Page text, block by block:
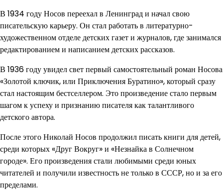
В 1934 году Носов переехал в Ленинград и начал свою
писательскую карьеру. Он стал работать в литературно-
художественном отделе детских газет и журналов, где занимался
редактированием и написанием детских рассказов.
В 1936 году увидел свет первый самостоятельный роман Носова
«Золотой ключик, или Приключения Буратино», который сразу
стал настоящим бестселлером. Это произведение стало первым
шагом к успеху и признанию писателя как талантливого
детского автора.
После этого Николай Носов продолжил писать книги для детей,
среди которых «Друг Вокруг» и «Незнайка в Солнечном
городе». Его произведения стали любимыми среди юных
читателей и получили известность не только в СССР, но и за его
пределами.